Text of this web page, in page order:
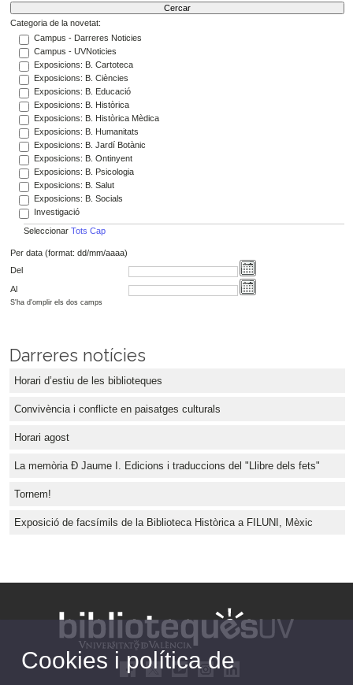
Categoria de la novetat:
Campus - Darreres Noticies
Campus - UVNoticies
Exposicions: B. Cartoteca
Exposicions: B. Ciències
Exposicions: B. Educació
Exposicions: B. Històrica
Exposicions: B. Històrica Mèdica
Exposicions: B. Humanitats
Exposicions: B. Jardí Botànic
Exposicions: B. Ontinyent
Exposicions: B. Psicologia
Exposicions: B. Salut
Exposicions: B. Socials
Investigació
Seleccionar Tots Cap
Per data (format: dd/mm/aaaa)
Del
Al
S'ha d'omplir els dos camps
Darreres notícies
Horari d’estiu de les biblioteques
Convivència i conflicte en paisatges culturals
Horari agost
La memòria Đ Jaume I. Edicions i traduccions del "Llibre dels fets"
Tornem!
Exposició de facsímils de la Biblioteca Històrica a FILUNI, Mèxic
Cookies i política de